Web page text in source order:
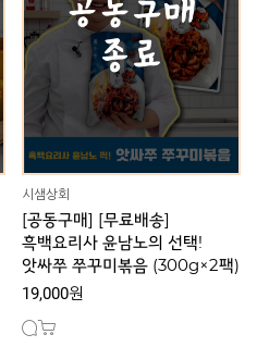
시샘상회
[공동구매] [무료배송]
흑백요리사 윤남노의 선택!
앗싸쭈 쭈꾸미볶음 (300g×2팩)
19,000원